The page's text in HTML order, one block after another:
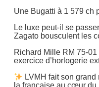
Une Bugatti à 1 579 ch
Le luxe peut-il se
Zagato bousculent les
Richard Mille RM 75-
exercice d’horlogerie
LVMH fait son
la française au cœur du